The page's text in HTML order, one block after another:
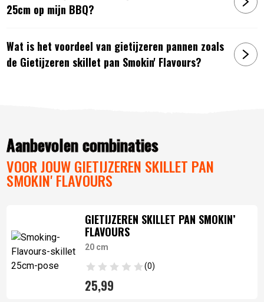
25cm op mijn BBQ?
Wat is het voordeel van gietijzeren pannen zoals
de Gietijzeren skillet pan Smokin' Flavours?
Aanbevolen combinaties
VOOR JOUW GIETIJZEREN SKILLET PAN
SMOKIN' FLAVOURS
GIETIJZEREN SKILLET PAN SMOKIN’
FLAVOURS
20 cm
(0)
25,99